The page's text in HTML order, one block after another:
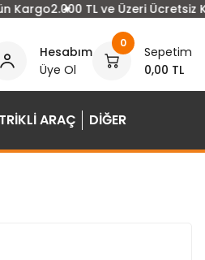
2.000 TL ve Üzeri Ücretsiz
Hesabım
Üye Ol
Sepetim
0,00 TL
0
ARAÇ DİĞER